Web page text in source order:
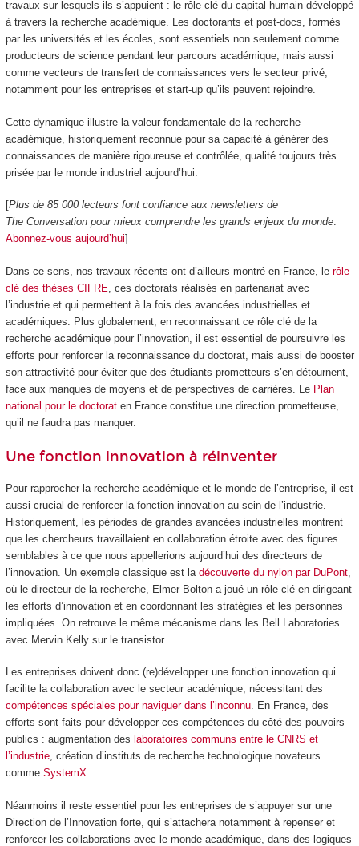
travaux sur lesquels ils s’appuient : le rôle clé du capital humain développé
à travers la recherche académique. Les doctorants et post-docs, formés
par les universités et les écoles, sont essentiels non seulement comme
producteurs de science pendant leur parcours académique, mais aussi
comme vecteurs de transfert de connaissances vers le secteur privé,
notamment pour les entreprises et start-up qu’ils peuvent rejoindre.
Cette dynamique illustre la valeur fondamentale de la recherche
académique, historiquement reconnue pour sa capacité à générer des
connaissances de manière rigoureuse et contrôlée, qualité toujours très
prisée par le monde industriel aujourd’hui.
[Plus de 85 000 lecteurs font confiance aux newsletters de
The Conversation pour mieux comprendre les grands enjeux du monde.
Abonnez-vous aujourd’hui]
Dans ce sens, nos travaux récents ont d’ailleurs montré en France, le rôle
clé des thèses CIFRE , ces doctorats réalisés en partenariat avec
l’industrie et qui permettent à la fois des avancées industrielles et
académiques. Plus globalement, en reconnaissant ce rôle clé de la
recherche académique pour l’innovation, il est essentiel de poursuivre les
efforts pour renforcer la reconnaissance du doctorat, mais aussi de booster
son attractivité pour éviter que des étudiants prometteurs s’en détournent,
face aux manques de moyens et de perspectives de carrières. Le Plan
national pour le doctoraten France constitue une direction prometteuse,
qu’il ne faudra pas manquer.
Une fonction innovation à réinventer
Pour rapprocher la recherche académique et le monde de l’entreprise, il est
aussi crucial de renforcer la fonction innovation au sein de l’industrie.
Historiquement, les périodes de grandes avancées industrielles montrent
que les chercheurs travaillaient en collaboration étroite avec des figures
semblables à ce que nous appellerions aujourd’hui des directeurs de
l’innovation. Un exemple classique est la découverte du nylon par DuPont,
où le directeur de la recherche, Elmer Bolton a joué un rôle clé en dirigeant
les efforts d’innovation et en coordonnant les stratégies et les personnes
impliquées. On retrouve le même mécanisme dans les Bell Laboratories
avec Mervin Kelly sur le transistor.
Les entreprises doivent donc (re)développer une fonction innovation qui
facilite la collaboration avec le secteur académique, nécessitant des
compétences spéciales pour naviguer dans l’inconnu. En France, des
efforts sont faits pour développer ces compétences du côté des pouvoirs
publics : augmentation des laboratoires communs entre le CNRS et
l’industrie, création d’instituts de recherche technologique novateurs
comme SystemX.
Néanmoins il reste essentiel pour les entreprises de s’appuyer sur une
Direction de l’Innovation forte, qui s’attachera notamment à repenser et
renforcer les collaborations avec le monde académique, dans des logiques